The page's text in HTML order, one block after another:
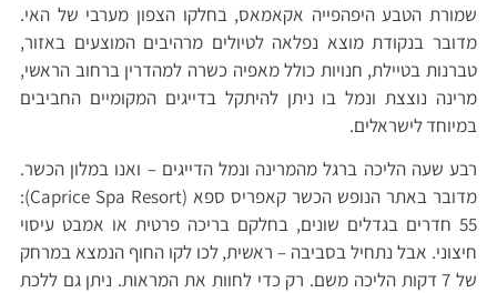
שמורת הטבע היפהפייה אקאמאס, בחלקו הצפון מערבי של האי.
מדובר בנקודת מוצא נפלאה לטיולים מרהיבים המוצעים באזור,
טברנות בטיילת, חנויות כולל מאפיה כשרה למהדרין ברחוב הראשי,
מרינה נוצצת ונמל בו ניתן להיתקל בדייגים המקומיים החביבים
במיוחד לישראלים.
רבע שעה הליכה ברגל מהמרינה ונמל הדייגים – ואנו במלון הכשר.
מדובר באתר הנופש הכשר קאפריס ספא (Caprice Spa Resort):
55 חדרים בגדלים שונים, בחלקם בריכה פרטית או אמבט עיסוי
חיצוני. אבל נתחיל בסביבה – ראשית, לכו לקו החוף הנמצא במרחק
של 7 דקות הליכה משם. רק כדי לחוות את המראות. ניתן גם ללכת